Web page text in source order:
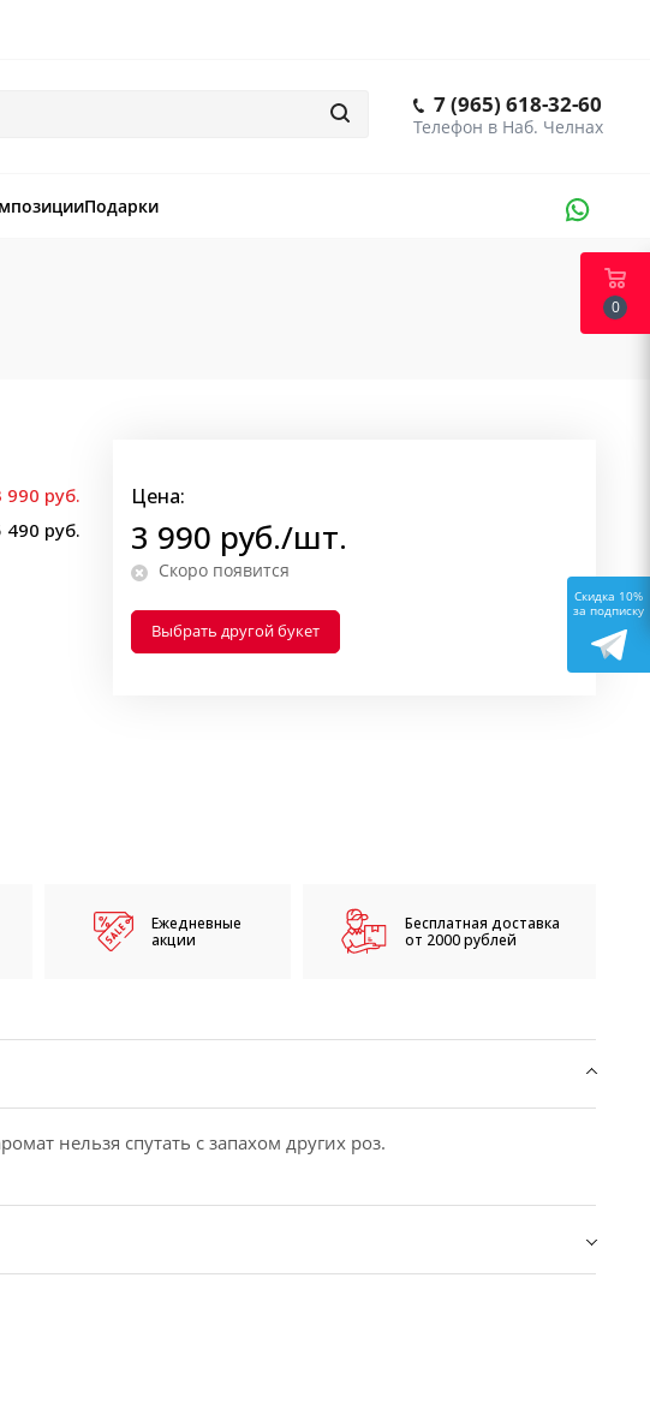
7 (965) 618-32-60
Подарки
990 руб.
490 руб.
Цена:
3 990 руб./шт.
Скоро появится
Выбрать другой букет
Ежедневные
акции
Бесплатная доставка
от 2000 рублей
нельзя спутать с запахом других роз.
0
Скидка 10%
за подписку